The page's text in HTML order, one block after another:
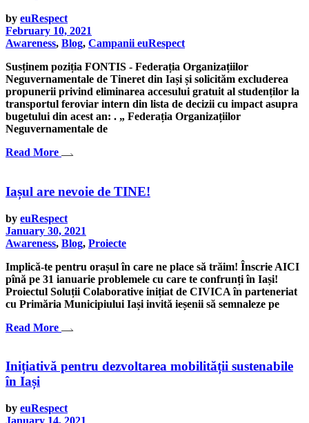
by euRespect
February 10, 2021
Awareness, Blog, Campanii euRespect
Susținem poziția FONTIS - Federația Organizațiilor
Neguvernamentale de Tineret din Iași și solicităm excluderea
propunerii privind eliminarea accesului gratuit al studenților la
transportul feroviar intern din lista de decizii cu impact asupra
bugetului din acest an: . „ Federația Organizațiilor
Neguvernamentale de
Read More
Iașul are nevoie de TINE!
by euRespect
January 30, 2021
Awareness, Blog, Proiecte
Implică-te pentru orașul în care ne place să trăim! Înscrie AICI
pînă pe 31 ianuarie problemele cu care te confrunți în Iași!
Proiectul Soluții Colaborative inițiat de CIVICA în parteneriat
cu Primăria Municipiului Iași invită ieșenii să semnaleze pe
Read More
Inițiativă pentru dezvoltarea mobilității sustenabile
în Iași
by euRespect
January 14, 2021